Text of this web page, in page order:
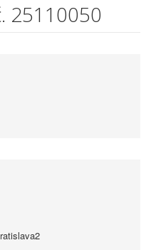
25110050